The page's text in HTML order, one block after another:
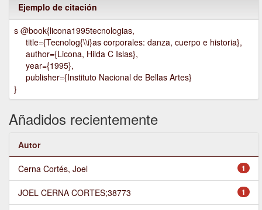
Ejemplo de citación
s @book{licona1995tecnologias,
title={Tecnolog{\\i}as corporales: danza, cuerpo e historia},
author={Licona, Hilda C Islas},
year={1995},
publisher={Instituto Nacional de Bellas Artes}
}
Añadidos recientemente
Autor
1
Cerna Cortés, Joel
1
JOEL CERNA CORTES;38773